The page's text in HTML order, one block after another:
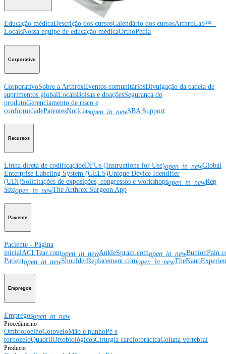
Educação médicaDescrição dos cursosCalendário dos cursosArthroLab™ -
LocaisNossa equipe de educação médicaOrthoPedia
Corporativo
CorporativoSobre a ArthrexEventos comunitáriosDivulgação da cadeia de
suprimentos globalLocaisBolsas e doaçõesSegurança do
produtoGerenciamento de risco e
conformidadePatentesNotíciasopen_in_newSBA Support
Recursos
Linha direta de codificaçãoeDFUs (Instructions for Use)open_in_newGlobal
Enterprise Labeling System (GELS)Unique Device Identifier
(UDI)Solicitações de exposições, congressos e workshopsopen_in_newRep
Siteopen_in_newThe Arthrex Surgeon App
Paciente
Paciente - Página
inicial ACLTear.comopen_in_newAnkleSprain.comopen_in_new
Patientopen_in_newShoulderReplacement.comopen_in_new
Empregos
Empregosopen_in_new
Procedimento
OmbroJoelhoCotoveloMão e punhoPé e
tornozeloQuadrilOrtobiológicosCirurgia cardiotorácicaColuna vertebral
Producto